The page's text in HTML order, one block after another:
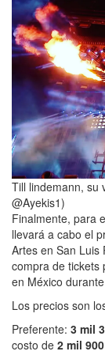
Till lindemann, su
@Ayekis1)
Finalmente, para
llevará a cabo el
Artes en San Luis
compra de tickets
en México
Los precios son
Preferente: 3 mil
costo de 2 mil